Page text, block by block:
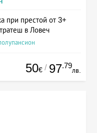
при престой от 3+
в Ловеч
50€ / 97.79
лв.